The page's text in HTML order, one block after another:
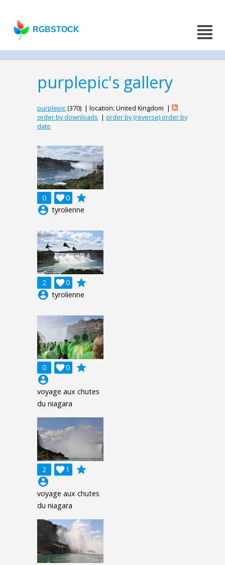
RGBSTOCK
purplepic's gallery
purplepic(370) | location: United Kingdom |
order by downloads | order by (reverse) order by
date
0 0

grade
account_circle tyrolienne
2 0

grade
account_circle tyrolienne
0 0

grade
account_circle
voyage aux chutes
du niagara
2 1

grade
account_circle
voyage aux chutes
du niagara